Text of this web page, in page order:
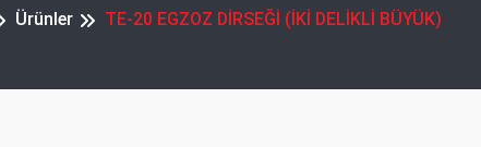
Ürünler TE-20 EGZOZ DİRSEĞİ (İKİ DELİKLİ BÜYÜK)